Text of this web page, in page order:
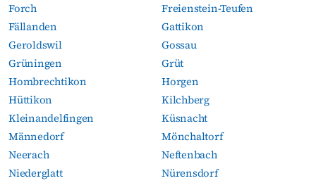
Forch
Freienstein-Teufen
Fällanden
Gattikon
Geroldswil
Gossau
Grüningen
Grüt
Hombrechtikon
Horgen
Hüttikon
Kilchberg
Kleinandelfingen
Küsnacht
Männedorf
Mönchaltorf
Neerach
Neftenbach
Niederglatt
Nürensdorf